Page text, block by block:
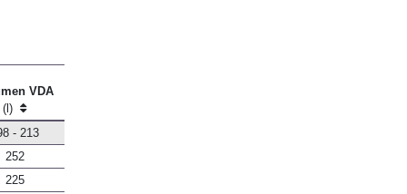
VDA
(l)
- 213
252
225